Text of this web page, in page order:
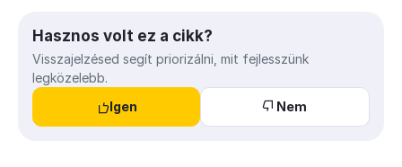
Hasznos volt ez a cikk?
Visszajelzésed segít priorizálni, mit fejlesszünk
legközelebb.
Igen
Nem